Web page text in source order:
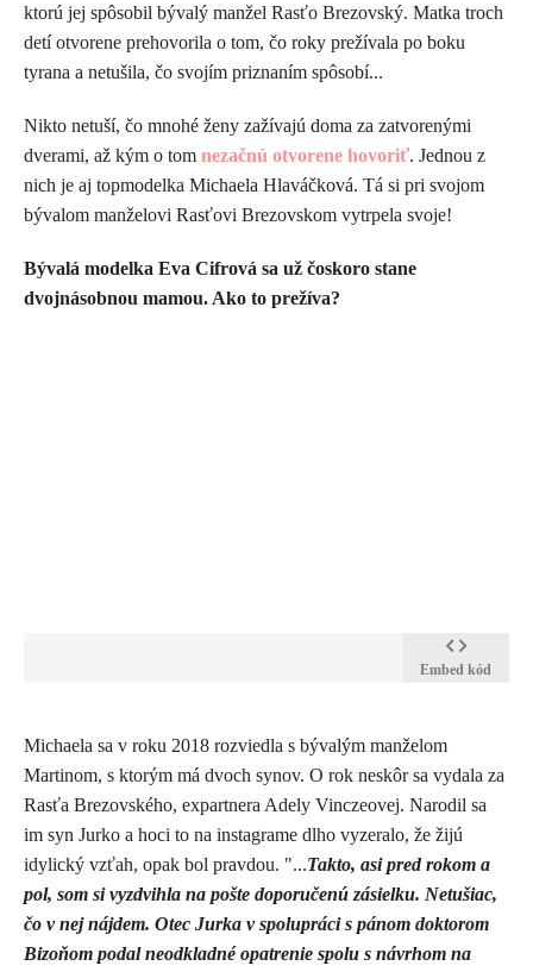
ktorú jej spôsobil bývalý manžel Rasťo Brezovský. Matka troch
detí otvorene prehovorila o tom, čo roky prežívala po boku
tyrana a netušila, čo svojím priznaním spôsobí...
Nikto netuší, čo mnohé ženy zažívajú doma za zatvorenými
dverami, až kým o tom nezačnú otvorene hovoriť. Jednou z
nich je aj topmodelka Michaela Hlaváčková. Tá si pri svojom
bývalom manželovi Rasťovi Brezovskom vytrpela svoje!
Bývalá modelka Eva Cifrová sa už čoskoro stane
dvojnásobnou mamou. Ako to prežíva?
Embed kód
Michaela sa v roku 2018 rozviedla s bývalým manželom
Martinom, s ktorým má dvoch synov. O rok neskôr sa vydala za
Rasťa Brezovského, expartnera Adely Vinczeovej. Narodil sa
im syn Jurko a hoci to na instagrame dlho vyzeralo, že žijú
idylický vzťah, opak bol pravdou. "...Takto, asi pred rokom a
pol, som si vyzdvihla na pošte doporučenú zásielku. Netušiac,
čo v nej nájdem. Otec Jurka v spolupráci s pánom doktorom
Bizoňom podal neodkladné opatrenie spolu s návrhom na